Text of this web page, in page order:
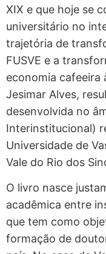
XIX e que hoje se
universitário no
trajetória de
FUSVE e a
economia cafeeira
Jesimar Alves,
desenvolvida no
Interinstitucional)
Universidade de
Vale do Rio dos
O livro nasce
acadêmica entre
que tem como
formação de